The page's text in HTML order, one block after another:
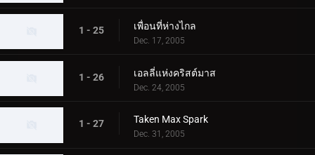
1 - 25 เพื่อนที่ห่างไกล
Dec. 17, 2005
1 - 26 เอลลี่แห่งคริสต์มาส
Dec. 24, 2005
1 - 27 Taken Max Spark
Dec. 31, 2005